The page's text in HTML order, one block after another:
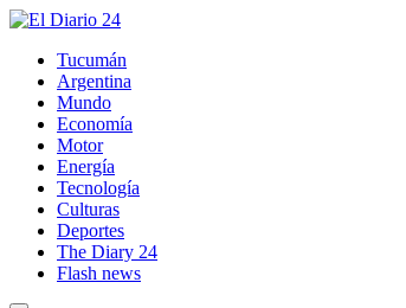
Tucumán
Argentina
Mundo
Economía
Motor
Energía
Tecnología
Culturas
Deportes
The Diary 24
Flash news